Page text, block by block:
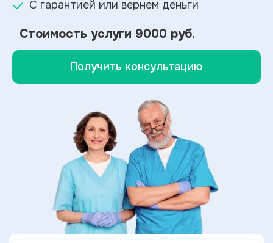
С гарантией или вернем деньги
Стоимость услуги 9000 руб.
Получить консультацию